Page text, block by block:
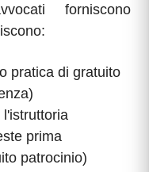
forniscono
pratica di gratuito
l'istruttoria
prima
patrocinio)